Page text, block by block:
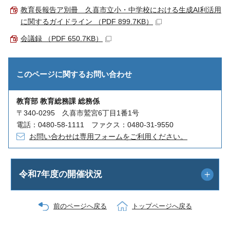
教育長報告ア別冊 久喜市立小・中学校における生成AI利活用
に関するガイドライン （PDF 899.7KB）
会議録 （PDF 650.7KB）
このページに関するお問い合わせ
教育部 教育総務課 総務係
〒340-0295 久喜市鷲宮6丁目1番1号
電話：0480-58-1111 ファクス：0480-31-9550
お問い合わせは専用フォームをご利用ください。
令和7年度の開催状況
前のページへ戻る トップページへ戻る